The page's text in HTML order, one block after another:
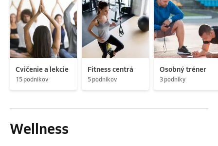
Cvičenie a lekcie
15 podnikov
Fitness centrá
5 podnikov
Osobný tréner
3 podniky
Wellness